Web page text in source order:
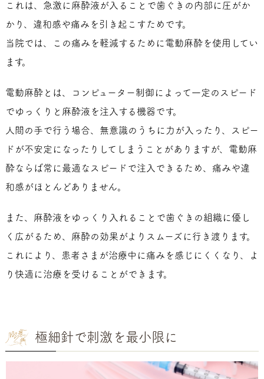
これは、急激に麻酔液が入ることで歯ぐきの内部に圧がか
かり、違和感や痛みを引き起こすためです。
当院では、この痛みを軽減するために電動麻酔を使用してい
ます。
電動麻酔とは、コンピューター制御によって一定のスピード
でゆっくりと麻酔液を注入する機器です。
人間の手で行う場合、無意識のうちに力が入ったり、スピー
ドが不安定になったりしてしまうことがありますが、電動麻
酔ならば常に最適なスピードで注入できるため、痛みや違
和感がほとんどありません。
また、麻酔液をゆっくり入れることで歯ぐきの組織に優し
く広がるため、麻酔の効果がよりスムーズに行き渡ります。
これにより、患者さまが治療中に痛みを感じにくくなり、よ
り快適に治療を受けることができます。
極細針で刺激を最小限に